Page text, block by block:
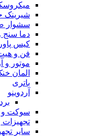
شیرینک
سشوار
دما
کیس
فن و
موتور و
المان
باتری
آردوینو
سوکت و
تجهیزات
سایر